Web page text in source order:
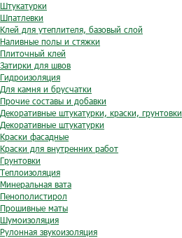
Штукатурки
Шпатлевки
Клей для утеплителя, базовый слой
Наливные полы и стяжки
Плиточный клей
Затирки для швов
Гидроизоляция
Для камня и брусчатки
Прочие составы и добавки
Декоративные штукатурки, краски, грунтовки
Декоративные штукатурки
Краски фасадные
Краски для внутренних работ
Грунтовки
Теплоизоляция
Минеральная вата
Пенополистирол
Прошивные маты
Шумоизоляция
Рулонная звукоизоляция